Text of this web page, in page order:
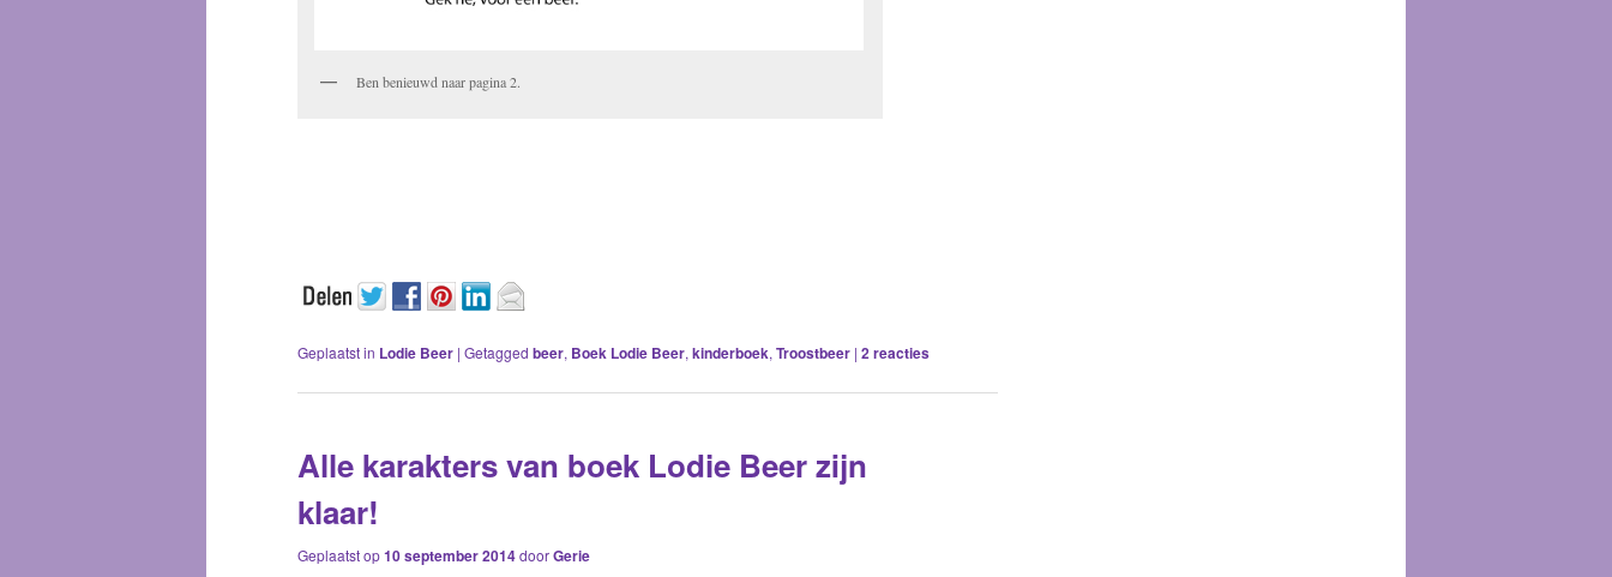
Ben benieuwd naar pagina 2.
Geplaatst in Lodie Beer | Getagged beer, Boek Lodie Beer, kinderboek, Troostbeer | 2reacties
Alle karakters van boek Lodie Beer zijn
klaar!
Geplaatst op10 september 2014doorGerie